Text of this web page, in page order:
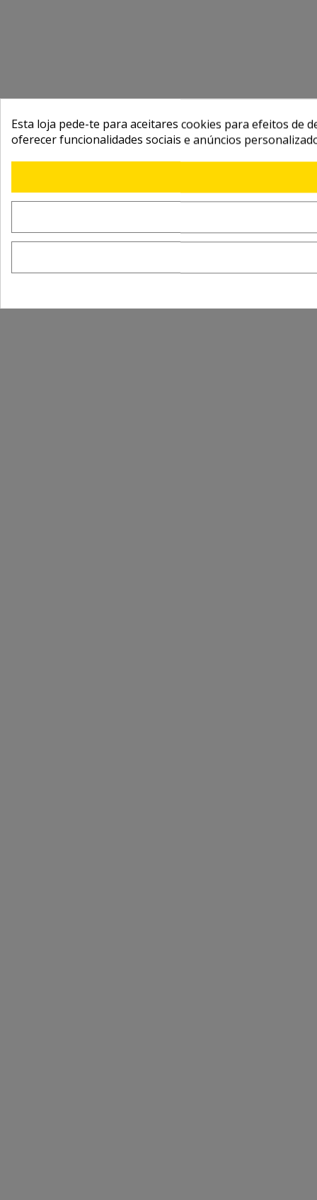
Esta loja pede-te para aceitares cookies para efeitos de
oferecer funcionalidades sociais e anúncios